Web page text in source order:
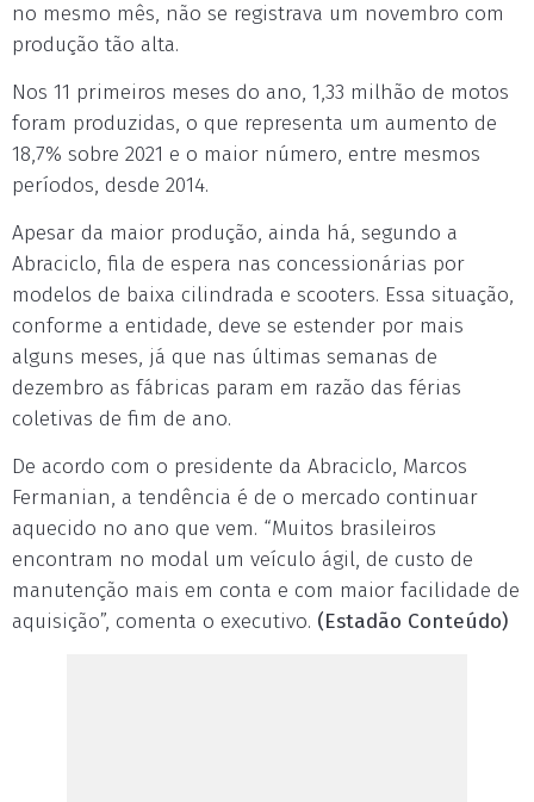
no mesmo mês, não se registrava um novembro com
produção tão alta.
Nos 11 primeiros meses do ano, 1,33 milhão de motos
foram produzidas, o que representa um aumento de
18,7% sobre 2021 e o maior número, entre mesmos
períodos, desde 2014.
Apesar da maior produção, ainda há, segundo a
Abraciclo, fila de espera nas concessionárias por
modelos de baixa cilindrada e scooters. Essa situação,
conforme a entidade, deve se estender por mais
alguns meses, já que nas últimas semanas de
dezembro as fábricas param em razão das férias
coletivas de fim de ano.
De acordo com o presidente da Abraciclo, Marcos
Fermanian, a tendência é de o mercado continuar
aquecido no ano que vem. “Muitos brasileiros
encontram no modal um veículo ágil, de custo de
manutenção mais em conta e com maior facilidade de
aquisição”, comenta o executivo. (Estadão Conteúdo)